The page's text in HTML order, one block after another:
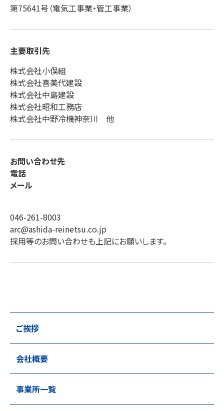
第75641号（電気工事業・管工事業）
主要取引先
株式会社小俣組
株式会社喜美代建設
株式会社中島建設
株式会社昭和工務店
株式会社中野冷機神奈川 他
お問い合わせ先
電話
メール
046-261-8003
arc@ashida-reinetsu.co.jp
採用等のお問い合わせも上記にお願いします。
ご挨拶
会社概要
事業所一覧